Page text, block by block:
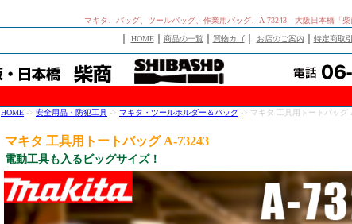
マキタ、バッグ、ツールバッグ、作業用バッグ、A-73243 大阪日本橋「柴
HOME｜ 商品の一覧 買物カゴ｜ お店のご案内 特定商取
HOME -> 安全用品・防犯工具 -> マキタ・ツールホルダー＆バッグ -> マキタ 工具用トートバッグ
マキタ 工具用トートバッグ A-73243
電動工具も入るビッグサイズ！